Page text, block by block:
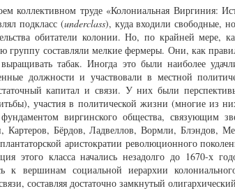
труде «Колониальная Виргиния:
подкласс (underclass), куда входили свободные,
обитатели колонии. Но, по крайней мере,
группу составляли мелкие фермеры. Они, как
табак. Иногда это были наиболее
должности и участвовали в местной
капитал и связи. У них были
участия в политической жизни (многие из
виргинского общества, связующим
Картеров, Бёрдов, Ладвеллов, Вормли, Блэндов,
аристократии революционного
этого класса начались незадолго до 1670-х
к вершинам социальной иерархии
составляя достаточно замкнутый